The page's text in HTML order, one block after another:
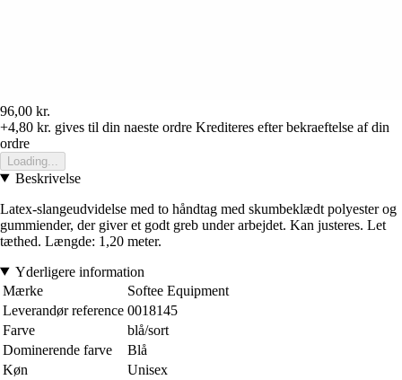
96,00 kr.
+4,80 kr. gives til din naeste ordre Krediteres efter bekraeftelse af din
ordre
Loading...
Beskrivelse
Latex-slangeudvidelse med to håndtag med skumbeklædt polyester og
gummiender, der giver et godt greb under arbejdet. Kan justeres. Let
tæthed. Længde: 1,20 meter.
Yderligere information
Mærke
Softee Equipment
Leverandør reference 0018145
Farve
blå/sort
Dominerende farve
Blå
Køn
Unisex